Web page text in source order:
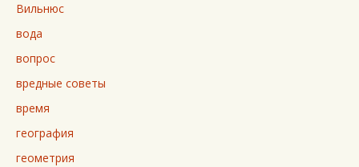
Вильнюс
вода
вопрос
вредные советы
время
география
геометрия